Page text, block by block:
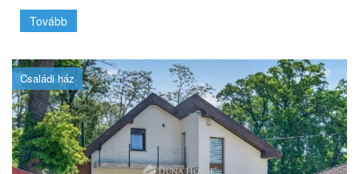
Tovább
Családi ház